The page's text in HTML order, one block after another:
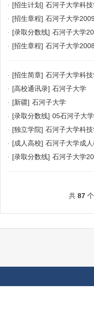
· [招生计划] 石河子大学科
· [招生章程] 石河子大学
· [录取分数线] 石河子大学
· [招生章程] 石河子大学
· [招生简章] 石河子大学科
· [高校通讯录] 石河子大学
· [新疆] 石河子大学
· [录取分数线] 05石河子大
· [独立学院] 石河子大学科
· [成人高校] 石河子大学成
· [录取分数线] 石河子大学
共 87